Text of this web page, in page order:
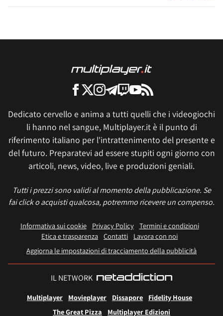
Dedicato cervello e anima a tutti quelli che i videogiochi
li hanno nel sangue, Multiplayer.it è il punto di
riferimento italiano per l'intrattenimento del presente e
del futuro. Preparatevi ad essere stupiti ogni giorno con
articoli, news, video, live e produzioni geniali.
Tutti i prezzi sono validi al momento della pubblicazione. Se
fai click o acquisti qualcosa, potremmo ricevere un compenso.
Informativa sui cookie Privacy Policy
Termini e condizioni
Etica e trasparenza Contatti
Lavora con noi
Aggiorna le impostazioni di tracciamento della pubblicità
IL NETWORK
Multiplayer Movieplayer Dissapore
Fidelity House
The Great Pizza
Multiplayer Edizioni